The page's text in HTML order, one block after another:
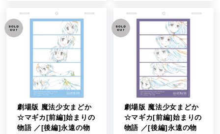
劇場版 魔法少女まどか
☆マギカ[前編]始まりの
物語 ／[後編]永遠の物
劇場版 魔法少女まどか
☆マギカ[前編]始まりの
物語 ／[後編]永遠の物